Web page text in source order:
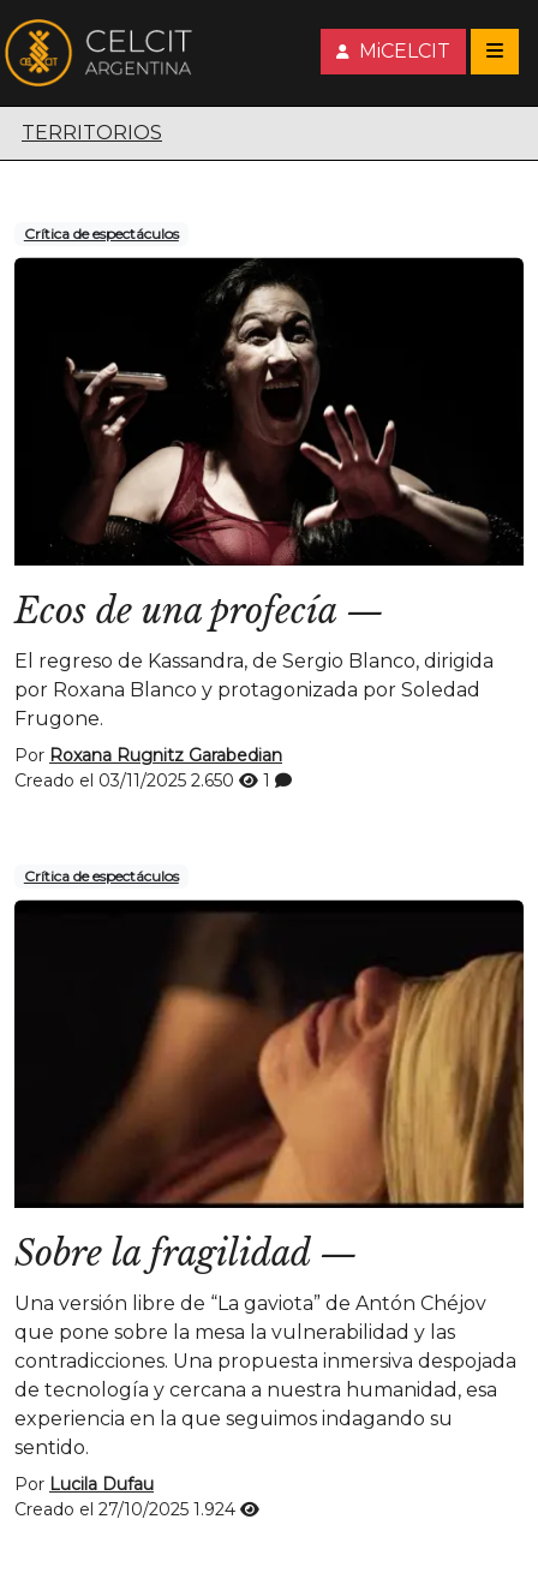
MiCELCIT
Territorios escénicos
TERRITORIOS
Crítica de espectáculos
Ecos de una profecía —
El regreso de Kassandra, de Sergio Blanco, dirigida
por Roxana Blanco y protagonizada por Soledad
Frugone.
Por Roxana Rugnitz Garabedian
Creado el 03/11/2025 2.650 1
Crítica de espectáculos
Sobre la fragilidad—
Una versión libre de “La gaviota” de Antón Chéjov
que pone sobre la mesa la vulnerabilidad y las
contradicciones. Una propuesta inmersiva despojada
de tecnología y cercana a nuestra humanidad, esa
experiencia en la que seguimos indagando su
sentido.
Por Lucila Dufau
Creado el 27/10/2025 1.924